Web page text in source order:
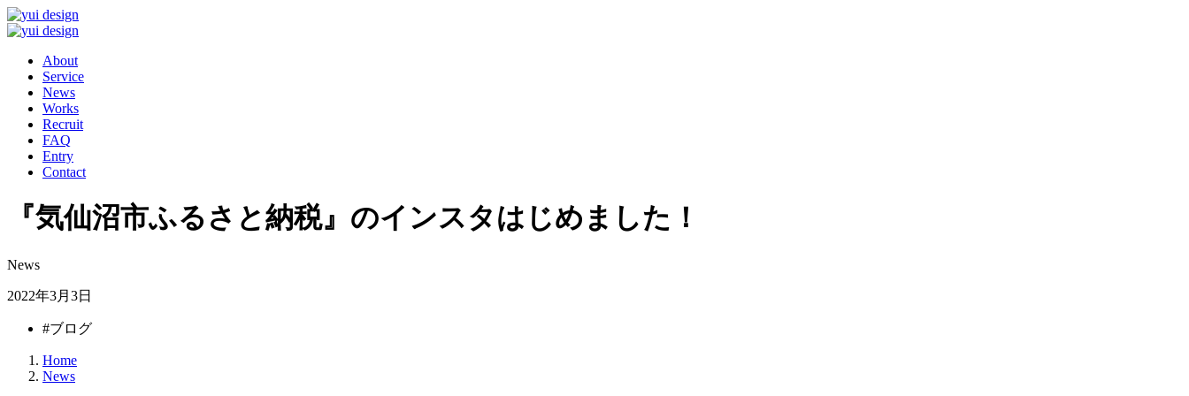
About
Service
News
Works
Recruit
FAQ
Entry
Contact
『気仙沼市ふるさと納税』のインスタはじめました！
News
2022年3月3日
#ブログ
Home
News